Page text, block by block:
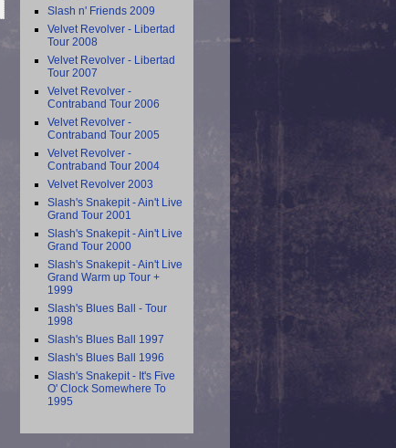
Slash n' Friends 2009
Velvet Revolver - Libertad
Tour 2008
Velvet Revolver - Libertad
Tour 2007
Velvet Revolver -
Contraband Tour 2006
Velvet Revolver -
Contraband Tour 2005
Velvet Revolver -
Contraband Tour 2004
Velvet Revolver 2003
Slash's Snakepit - Ain't Live
Grand Tour 2001
Slash's Snakepit - Ain't Live
Grand Tour 2000
Slash's Snakepit - Ain't Live
Grand Warm up Tour +
1999
Slash's Blues Ball - Tour
1998
Slash's Blues Ball 1997
Slash's Blues Ball 1996
Slash's Snakepit - It's Five
O' Clock Somewhere To
1995